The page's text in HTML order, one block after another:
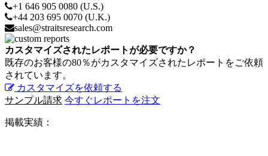
+1 646 905 0080 (U.S.)
+44 203 695 0070 (U.K.)
sales@straitsresearch.com
カスタマイズされたレポートが必要ですか？
既存のお客様の80％がカスタマイズされたレポートをご依頼
されています。
カスタマイズを依頼する
サンプル請求 今すぐレポートを注文
掲載実績：